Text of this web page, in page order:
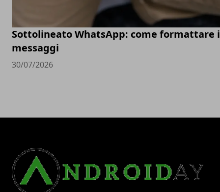
Sottolineato WhatsApp: come formattare i
messaggi
30/07/2026